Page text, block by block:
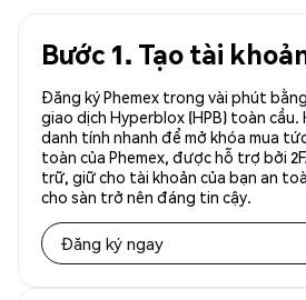
Bước 1. Tạo tài
Đăng ký Phemex trong vài phút
giao dịch Hyperblox (HPB) toàn cầu.
danh tính nhanh để mở khóa mua
toàn của Phemex, được hỗ trợ bởi
trữ, giữ cho tài khoản của bạn an
cho sàn trở nên đáng tin cậy.
Đăng ký ngay